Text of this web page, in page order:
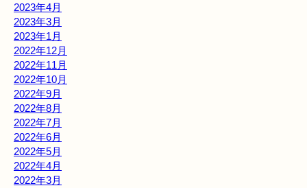
2023年4月
2023年3月
2023年1月
2022年12月
2022年11月
2022年10月
2022年9月
2022年8月
2022年7月
2022年6月
2022年5月
2022年4月
2022年3月